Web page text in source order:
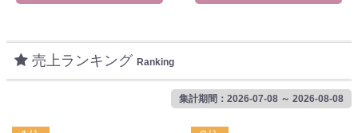
売上ランキング Ranking
集計期間：2026-07-08 ～ 2026-08-08